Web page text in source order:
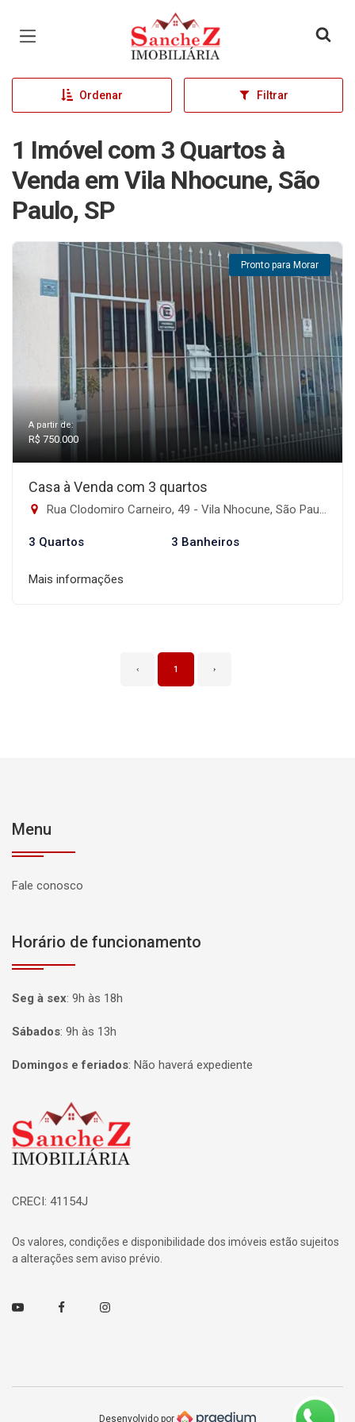
Página inicial
Ordenar Filtrar
1 Imóvel com 3 Quartos à
Venda em Vila Nhocune, São
Paulo, SP
Pronto para Morar
A partir de:
R$ 750.000
Casa à Venda com 3 quartos
Rua Clodomiro Carneiro, 49 - Vila Nhocune, São Paulo-SP
3 Quartos 3 Banheiros
Mais informações
‹ 1 ›
Menu
Fale conosco
Horário de funcionamento
Seg à sex: 9h às 18h
Sábados: 9h às 13h
Domingos e feriados: Não haverá expediente
Página inicial
CRECI: 41154J
Os valores, condições e disponibilidade dos imóveis estão sujeitos
a alterações sem aviso prévio.
Youtube FacebookInstagram
Desenvolvido por